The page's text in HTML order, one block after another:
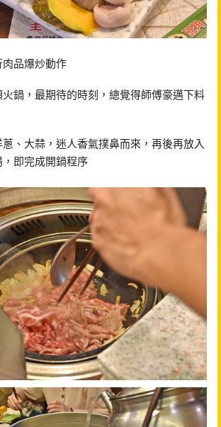
品爆炒動作
鍋，最期待的時刻，總覺得師傅豪邁下料
、大蒜，迷人香氣撲鼻而來，再後再放入
即完成開鍋程序